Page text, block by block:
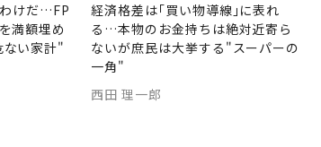
けだ…FP
満額埋め
い家計"
経済格差は｢買い物導線｣に表れ
る…本物のお金持ちは絶対近寄ら
ないが庶民は大挙する"スーパーの
一角"
西田 理一郎